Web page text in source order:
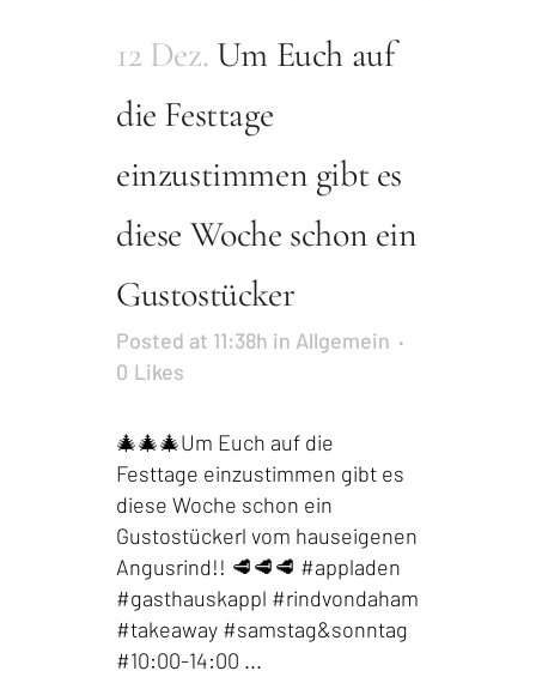
12 Dez. Um Euch auf
die Festtage
einzustimmen gibt es
diese Woche schon ein
Gustostücker
Posted at 11:38h in Allgemein
0 Likes
🎄🎄🎄Um Euch auf die
Festtage einzustimmen gibt es
diese Woche schon ein
Gustostückerl vom hauseigenen
Angusrind!! 🥩🥩🥩 #appladen
#gasthauskappl #rindvondaham
#takeaway #samstag&sonntag
#10:00-14:00 ...